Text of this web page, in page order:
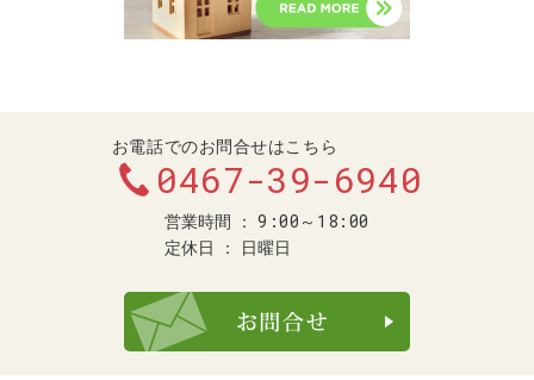
お電話でのお問合せはこちら
0467-39-6940
営業時間 9:00～18:00
定休日 日曜日